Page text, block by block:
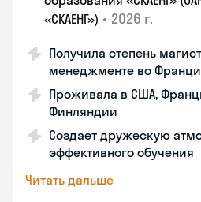
«СКАЕНГ») • 2026 г.
Получила степень
менеджменте во
Проживала в США,
Финляндии
Создает дружескую
эффективного обучения
Читать дальше